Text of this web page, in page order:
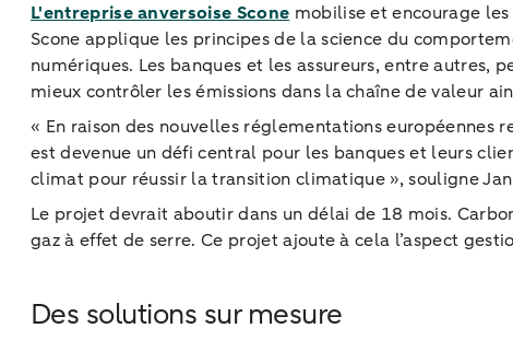
L'entreprise anversoise Scone mobilise et encourage
Scone applique les principes de la science du
numériques. Les banques et les assureurs, entre
mieux contrôler les émissions dans la chaîne de valeur
« En raison des nouvelles réglementations européennes
est devenue un défi central pour les banques et leurs
climat pour réussir la transition climatique », souligne
Le projet devrait aboutir dans un délai de 18 mois.
gaz à effet de serre. Ce projet ajoute à cela l’aspect
Des solutions sur mesure